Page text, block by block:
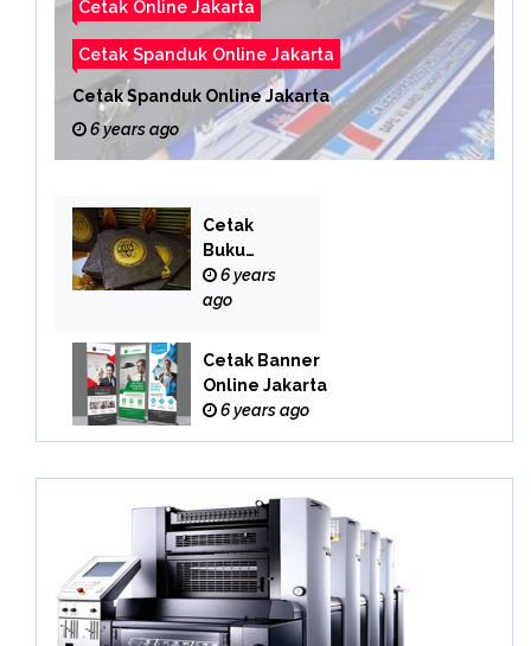
Cetak Online Jakarta
Cetak Spanduk Online Jakarta
Cetak Spanduk Online Jakarta
6 years ago
Cetak
Buku
Yasin
Online
6 years
ago
Cetak Banner
Online Jakarta
6 years ago